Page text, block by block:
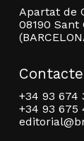
Apartat de
08190 Sant
Contacte
+34 93 674
+34 93 675